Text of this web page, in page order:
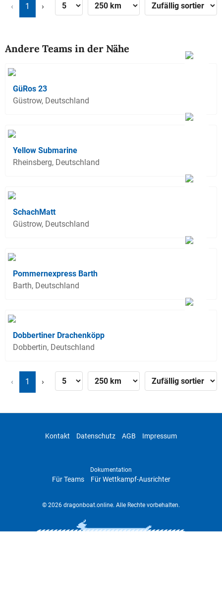
‹ 1 ›
Andere Teams in der Nähe
GüRos 23
Güstrow, Deutschland
Yellow Submarine
Rheinsberg, Deutschland
SchachMatt
Güstrow, Deutschland
Pommernexpress Barth
Barth, Deutschland
Dobbertiner Drachenköpp
Dobbertin, Deutschland
‹ 1 ›
Kontakt Datenschutz AGB Impressum
Dokumentation
Für Teams Für Wettkampf-Ausrichter
© 2026 dragonboat.online. Alle Rechte vorbehalten.